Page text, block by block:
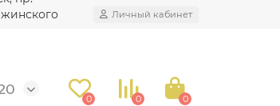
Личный кабинет
0 0 0